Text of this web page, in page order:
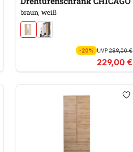
braun, weiß
-20% UVP289,00 €
229,00 €